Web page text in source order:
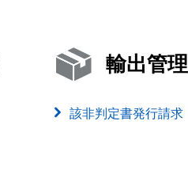
輸出管理
該非判定書発行請求